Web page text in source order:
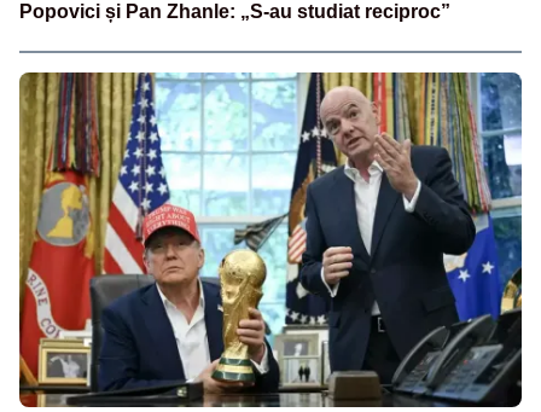
Popovici și Pan Zhanle: „S-au studiat reciproc”